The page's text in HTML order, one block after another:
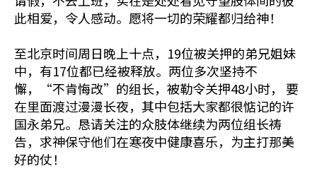
此相爱，令人感动。愿将一切的荣耀都归给神！
至北京时间周日晚上十点，19位被关押的弟兄姐妹
中，有17位都已经被释放。两位多次坚持不
懈，“不肯悔改”的组长，被勒令关押48小时， 要
在里面渡过漫漫长夜，其中包括大家都很惦记的许
国永弟兄。恳请关注的众肢体继续为两位组长祷
告，求神保守他们在寒夜中健康喜乐，为主打那美
好的仗！